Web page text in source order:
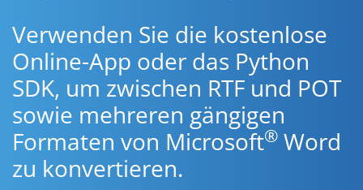
Verwenden Sie die kostenlose
Online-App oder das Python
SDK, um zwischen RTF und POT
sowie mehreren gängigen
Formaten von Microsoft® Word
zu konvertieren.